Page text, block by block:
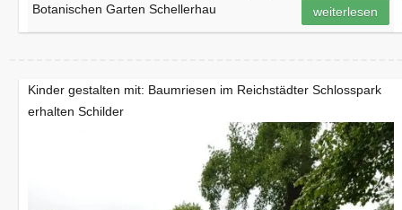
Botanischen Garten Schellerhau
weiterlesen
Kinder gestalten mit: Baumriesen im Reichstädter Schlosspark
erhalten Schilder